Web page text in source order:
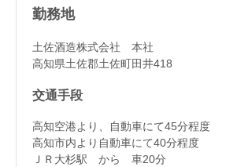
勤務地
土佐酒造株式会社 本社
高知県土佐郡土佐町田井418
交通手段
高知空港より、自動車にて45分程度
高知市内より自動車にて40分程度
ＪＲ大杉駅 から 車20分